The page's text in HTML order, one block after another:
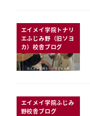
エイメイ学院トナリ
エふじみ野（旧ソヨ
カ）校舎ブログ
エイメイ学院ふじみ
野校舎ブログ